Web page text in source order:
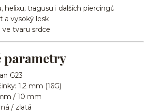
helixu, tragusu i dalších piercingů
a vysoký lesk
tvaru srdce
parametry
G23
1,2 mm (16G)
/ 10 mm
/ zlatá